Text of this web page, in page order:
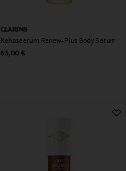
CLARINS
Kehaseerum Renew-Plus Body Serum
Original Price
63,00 €